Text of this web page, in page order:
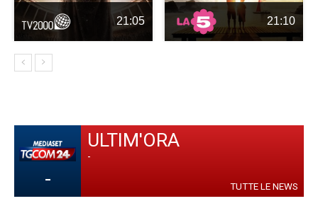
21:05 21:10
-
ULTIM'ORA
-
TUTTE LE NEWS